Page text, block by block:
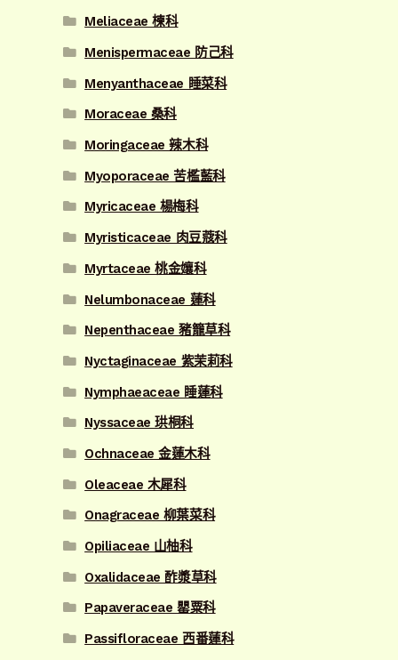
Meliaceae 楝科
Menispermaceae 防己科
Menyanthaceae 睡菜科
Moraceae 桑科
Moringaceae 辣木科
Myoporaceae 苦檻藍科
Myricaceae 楊梅科
Myristicaceae 肉豆蔻科
Myrtaceae 桃金孃科
Nelumbonaceae 蓮科
Nepenthaceae 豬籠草科
Nyctaginaceae 紫茉莉科
Nymphaeaceae 睡蓮科
Nyssaceae 珙桐科
Ochnaceae 金蓮木科
Oleaceae 木犀科
Onagraceae 柳葉菜科
Opiliaceae 山柚科
Oxalidaceae 酢漿草科
Papaveraceae 罌粟科
Passifloraceae 西番蓮科